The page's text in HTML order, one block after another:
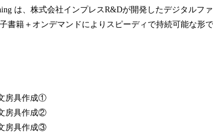
は、株式会社インプレスR&Dが開発したデジタルフ
書籍＋オンデマンドによりスピーディで持続可能な形
房具作成①
房具作成②
房具作成③